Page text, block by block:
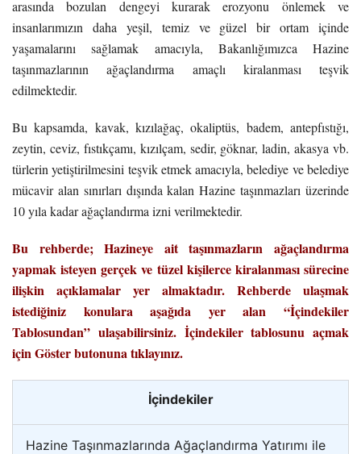
arasında bozulan dengeyi kurarak erozyonu önlemek ve
insanlarımızın daha yeşil, temiz ve güzel bir ortam içinde
yaşamalarını sağlamak amacıyla, Bakanlığımızca Hazine
taşınmazlarının ağaçlandırma amaçlı kiralanması teşvik
edilmektedir.
Bu kapsamda, kavak, kızılağaç, okaliptüs, badem, antepfıstığı,
zeytin, ceviz, fıstıkçamı, kızılçam, sedir, göknar, ladin, akasya vb.
türlerin yetiştirilmesini teşvik etmek amacıyla, belediye ve belediye
mücavir alan sınırları dışında kalan Hazine taşınmazları üzerinde
10 yıla kadar ağaçlandırma izni verilmektedir.
Bu rehberde; Hazineye ait taşınmazların ağaçlandırma
yapmak isteyen gerçek ve tüzel kişilerce kiralanması sürecine
ilişkin açıklamalar yer almaktadır. Rehberde ulaşmak
istediğiniz konulara aşağıda yer alan “İçindekiler
Tablosundan” ulaşabilirsiniz. İçindekiler tablosunu açmak
için Göster butonuna tıklayınız.
İçindekiler
Hazine Taşınmazlarında Ağaçlandırma Yatırımı ile